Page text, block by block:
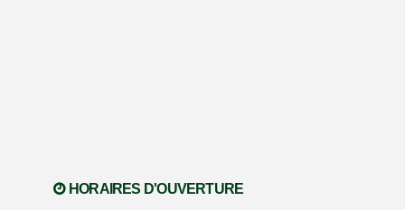
HORAIRES D'OUVERTURE